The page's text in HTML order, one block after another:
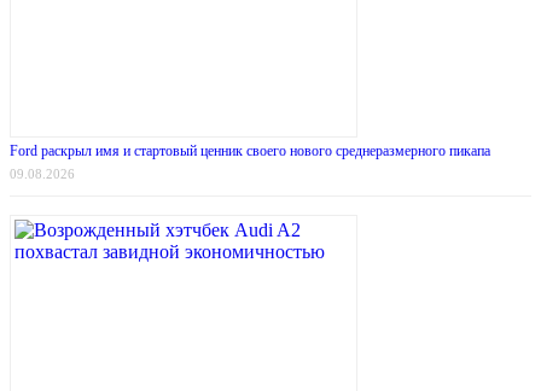
Ford раскрыл имя и стартовый ценник своего нового среднеразмерного пикапа
09.08.2026